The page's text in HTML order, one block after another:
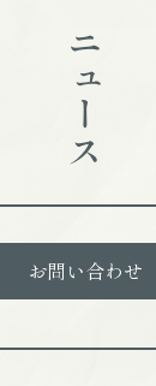
ニュース
お問い合わせ